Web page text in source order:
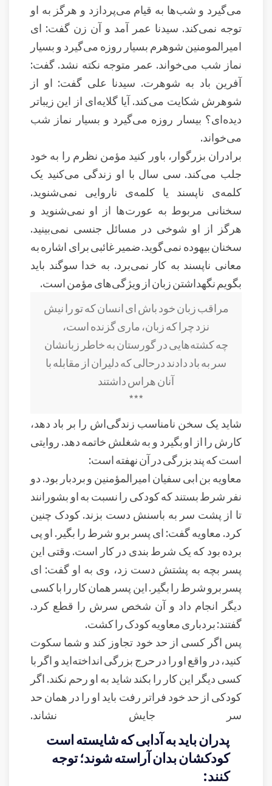
می‌گیرد و شب‌ها به قیام می‌پردازد و هرگز به او
توجه نمی‌کند. سیدنا عمر آمد و آن زن گفت: ای
امیرالمومنین شوهرم بسیار روزه می‌گیرد و بسیار
نماز شب می‌خواند. عمر متوجه نکته نشد. گفت:
آفرین باد به شوهرت. سیدنا علی گفت: او از
شوهرش شکایت می‌کند. آیا گلایه‌ای از این زیباتر
دیده‌ای؟ بیسار روزه می‌گیرد و بسیار نماز شب
می‌خواند.
برادران بزرگوار، باور کنید مؤمن نظرم را به خود
جلب می‌کند. سی سال با او زندگی می‌کنید یک
کلمه‌ی ناپسند یا کلمه‌ی ناروایی نمی‌شنوید.
سخنانی مربوط به عورت‌ها از او نمی‌شنوید و
هرگز از او شوخی در مسائل جنسی نمی‌بینید.
سخنان بیهوده نمی‌گوید. ضمیر غائبی برای اشاره به
معانی ناپسند به کار نمی‌برد. به خدا سوگند باید
بگویم نگهداشتن زبان از ویژگی‌های مؤمن است.
مراقب زبان خود باش ای انسان که تو را نیش
نزد چرا که زبان، ماری گزنده است،
چه کشته‌هایی در گورستان به خاطر زبانشان
سر به باد دادند درحالی که دلیران از مقابله با
آنان هراس داشتند
***
شاید یک سخن نامناسب زندگی‌اش را بر باد دهد،
کارش را از او بگیرد و به شغلش خاتمه دهد. روایتی
است که پند بزرگی در آن نهفته است:
معاویه بن ابی سفیان امیرالمؤمنین و بردبار بود. دو
نفر شرط بستند که کودکی را نسبت به او بشورانند
تا از پشت سر به باسنش دست بزند. کودک چنین
کرد. معاویه گفت: ای پسر برو شرط را بگیر. او پی
برده بود که یک شرط بندی در کار است. وقتی این
پسر بچه به پشتش دست زد، وی به او گفت: ای
پسر برو شرط را بگیر. این پسر همان کار را با کسی
دیگر انجام داد و آن شخص سرش را قطع ‌کرد.
گفتند: بردباری معاویه کودک را کشت.
پس اگر کسی از حد خود تجاوز کند و شما سکوت
کنید، در واقع او را در حرج بزرگی انداخته‌اید و اگر با
کسی دیگر این کار را بکند شاید به او رحم نکند. اگر
کودکی از حد خود فراتر رفت باید او را در همان حد
سر جایش نشاند.
پدران باید به آدابی که شایسته است
کودکشان بدان آراسته شوند؛ توجه
کنند: